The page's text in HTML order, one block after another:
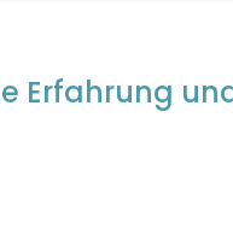
Erfahrung